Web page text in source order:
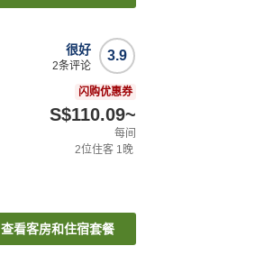
3.9
很好
2条评论
闪购优惠券
S$110.09~
每间
2位住客 1晚
查看客房和住宿套餐